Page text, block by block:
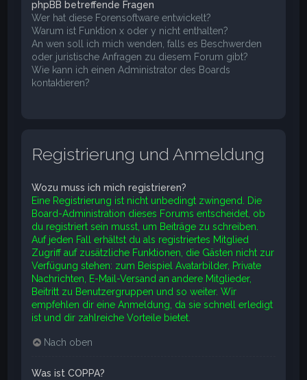
phpBB betreffende Fragen
Wer hat diese Forensoftware entwickelt?
Warum ist Funktion x oder y nicht enthalten?
An wen soll ich mich wenden, falls es Beschwerden
oder juristische Anfragen zu diesem Forum gibt?
Wie kann ich einen Administrator des Boards
kontaktieren?
Registrierung und Anmeldung
Wozu muss ich mich registrieren?
Eine Registrierung ist nicht unbedingt zwingend. Die
Board-Administration dieses Forums entscheidet, ob
du registriert sein musst, um Beiträge zu schreiben.
Auf jeden Fall erhältst du als registriertes Mitglied
Zugriff auf zusätzliche Funktionen, die Gästen nicht zur
Verfügung stehen: zum Beispiel Avatarbilder, Private
Nachrichten, E-Mail-Versand an andere Mitglieder,
Beitritt zu Benutzergruppen und so weiter. Wir
empfehlen dir eine Anmeldung, da sie schnell erledigt
ist und dir zahlreiche Vorteile bietet.
Nach oben
Was ist COPPA?